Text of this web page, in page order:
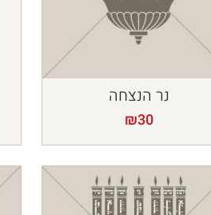
נר הנצחה
₪30